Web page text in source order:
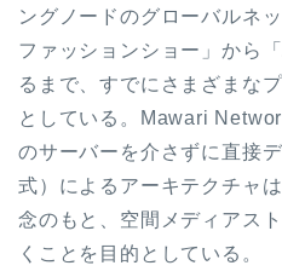
ングノードのグローバルネ
ファッションショー」から
るまで、すでにさまざまな
としている。Mawari
のサーバーを介さずに直接
式）によるアーキテクチャ
念のもと、空間メディアス
くことを目的としている。